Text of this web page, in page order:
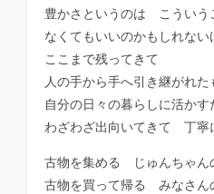
豊かさというのは こういう
なくてもいいのかもしれない
ここまで残ってきて
人の手から手へ引き継がれた
自分の日々の暮らしに活かす
わざわざ出向いてきて 丁寧
古物を集める じゅんちゃん
古物を買って帰る みなさん